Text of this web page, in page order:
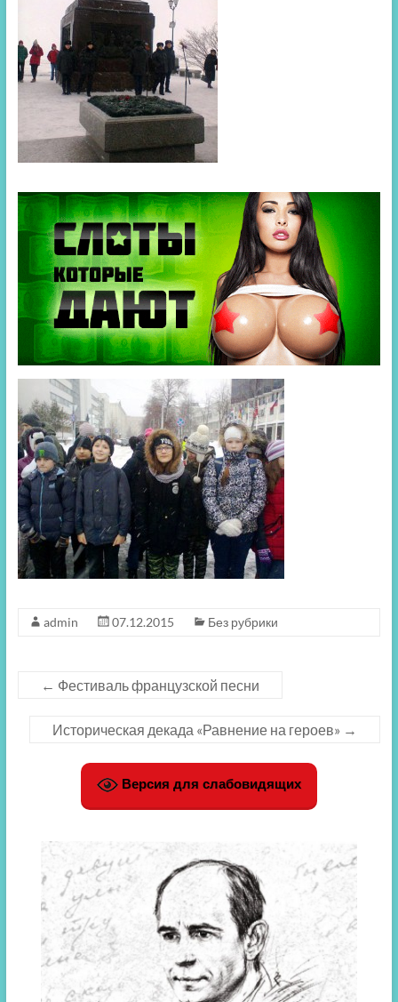
admin 07.12.2015 Без рубрики
← Фестиваль французской песни
Историческая декада «Равнение на героев» →
Версия для слабовидящих